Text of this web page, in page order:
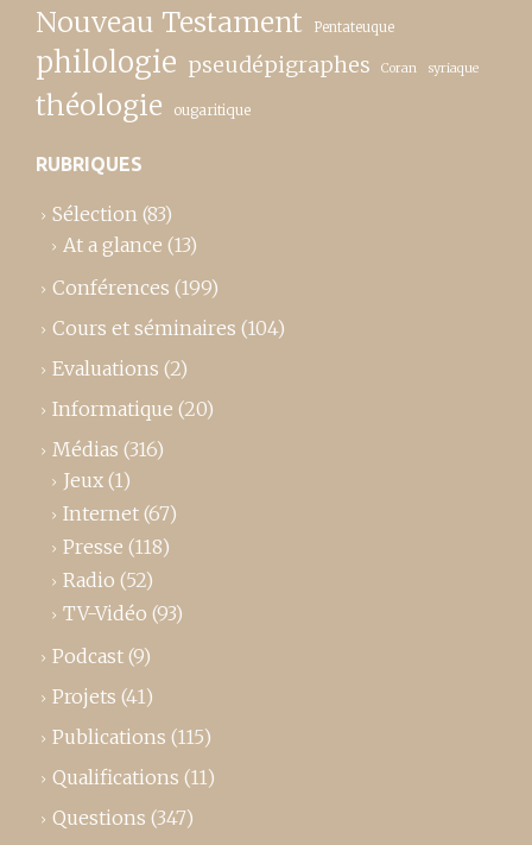
Nouveau Testament Pentateuque
philologie pseudépigraphes Coran syriaque
théologie ougaritique
RUBRIQUES
Sélection (83)
At a glance (13)
Conférences (199)
Cours et séminaires (104)
Evaluations (2)
Informatique (20)
Médias (316)
Jeux (1)
Internet (67)
Presse (118)
Radio (52)
TV-Vidéo (93)
Podcast (9)
Projets (41)
Publications (115)
Qualifications (11)
Questions (347)